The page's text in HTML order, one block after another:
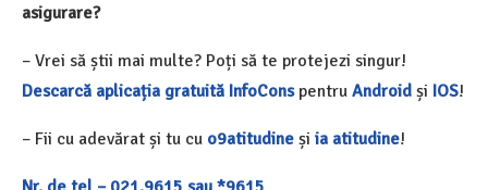
asigurare?
– Vrei să știi mai multe? Poți să te protejezi singur!
Descarcă aplicația gratuită InfoCons pentru Android și IOS!
– Fii cu adevărat și tu cu o9atitudine și ia atitudine!